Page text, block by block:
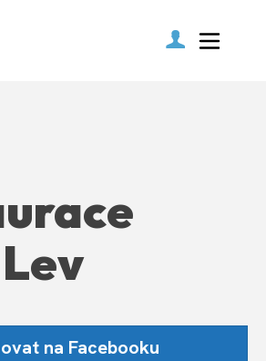
na Facebooku